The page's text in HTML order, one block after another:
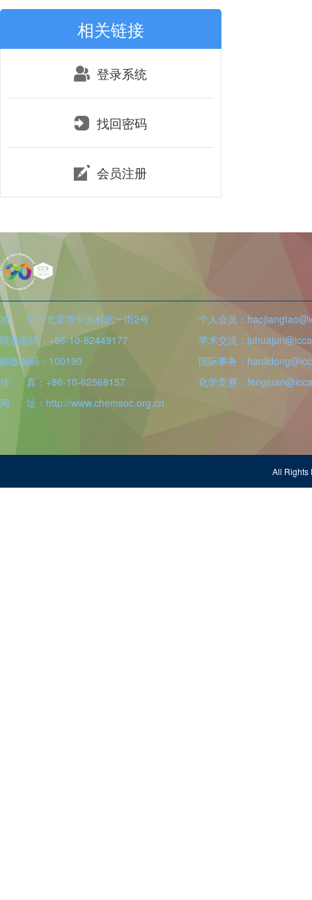
相关链接
登录系统
找回密码
会员注册
地 址：北京市中关村北一街2号
联系电话：+86-10-82449177
邮政编码：100190
传 真：+86-10-62568157
网 址：http://www.chemsoc.org.cn
个人会员：
学术交流：
国际事务：
化学竞赛：
All Rights